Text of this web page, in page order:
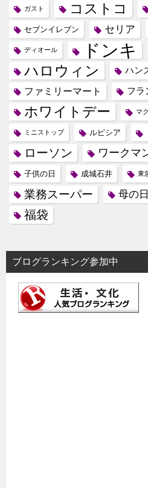
ガスト コストコ
セブンイレブン セリア
ディオール ドンキ
ハロウィン ハン
ファミリーマート フラ
ホワイトデー マ
ミニストップ ルピシア
ローソン ワークマ
子供の日 成城石井 東
業務スーパー 母の日
福袋
ブログランキング参加中